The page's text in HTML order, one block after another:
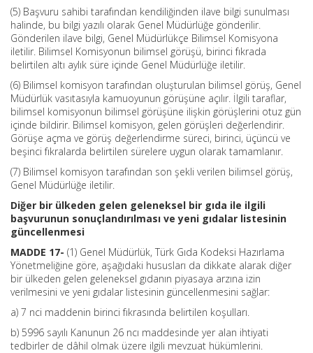
(5) Başvuru sahibi tarafından kendiliğinden ilave bilgi sunulması
halinde, bu bilgi yazılı olarak Genel Müdürlüğe gönderilir.
Gönderilen ilave bilgi, Genel Müdürlükçe Bilimsel Komisyona
iletilir. Bilimsel Komisyonun bilimsel görüşü, birinci fıkrada
belirtilen altı aylık süre içinde Genel Müdürlüğe iletilir.
(6) Bilimsel komisyon tarafından oluşturulan bilimsel görüş, Genel
Müdürlük vasıtasıyla kamuoyunun görüşüne açılır. İlgili taraflar,
bilimsel komisyonun bilimsel görüşüne ilişkin görüşlerini otuz gün
içinde bildirir. Bilimsel komisyon, gelen görüşleri değerlendirir.
Görüşe açma ve görüş değerlendirme süreci, birinci, üçüncü ve
beşinci fıkralarda belirtilen sürelere uygun olarak tamamlanır.
(7) Bilimsel komisyon tarafından son şekli verilen bilimsel görüş,
Genel Müdürlüğe iletilir.
Diğer bir ülkeden gelen geleneksel bir gıda ile ilgili
başvurunun sonuçlandırılması ve yeni gıdalar listesinin
güncellenmesi
MADDE 17- (1) Genel Müdürlük, Türk Gıda Kodeksi Hazırlama
Yönetmeliğine göre, aşağıdaki hususları da dikkate alarak diğer
bir ülkeden gelen geleneksel gıdanın piyasaya arzına izin
verilmesini ve yeni gıdalar listesinin güncellenmesini sağlar:
a) 7 nci maddenin birinci fıkrasında belirtilen koşulları.
b) 5996 sayılı Kanunun 26 ncı maddesinde yer alan ihtiyati
tedbirler de dâhil olmak üzere ilgili mevzuat hükümlerini.